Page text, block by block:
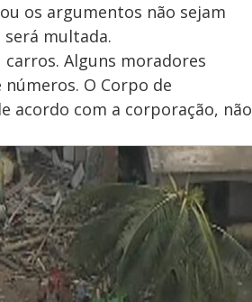
os argumentos não sejam
multada.
Alguns moradores
O Corpo de
acordo com a corporação, não